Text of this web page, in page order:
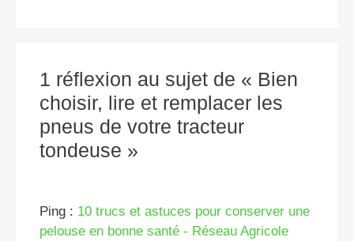
1 réflexion au sujet de « Bien
choisir, lire et remplacer les
pneus de votre tracteur
tondeuse »
Ping : 10 trucs et astuces pour conserver une
pelouse en bonne santé - Réseau Agricole